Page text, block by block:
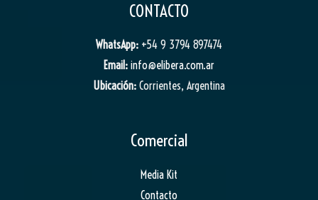
CONTACTO
WhatsApp: +54 9 3794 897474
Email: info@elibera.com.ar
Ubicación: Corrientes, Argentina
Comercial
Media Kit
Contacto